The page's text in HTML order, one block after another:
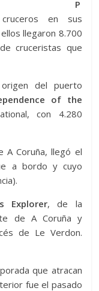
P
en sus
llegaron 8.700
cruceristas que
del puerto
of the
con 4.280
A Coruña, llegó el
a bordo y cuyo
Explorer, de la
de A Coruña y
de Le Verdon.
que atracan
fue el pasado